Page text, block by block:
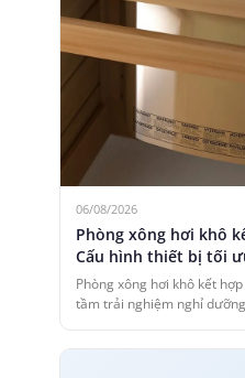
06/08/2026
Phòng xông hơi khô
Cấu hình thiết bị tối
Phòng xông hơi khô kết
tầm trải nghiệm nghỉ